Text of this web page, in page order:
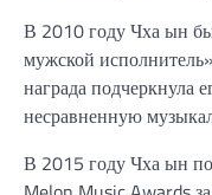
В 2010 году Чха ын
мужской
награда подчеркнула
несравненную
В 2015 году Чха ын